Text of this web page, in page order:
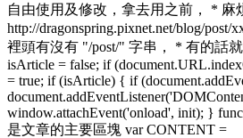
自由使用及修改，拿去用之前， * 麻
http://dragonspring.pixnet.net/blog/
裡頭有沒有 "/post/" 字串， * 有的話
isArticle = false; if
= true; if (isArticle) { if
window.attachEvent('onload', init); }
是文章的主要區塊 var CONTENT =